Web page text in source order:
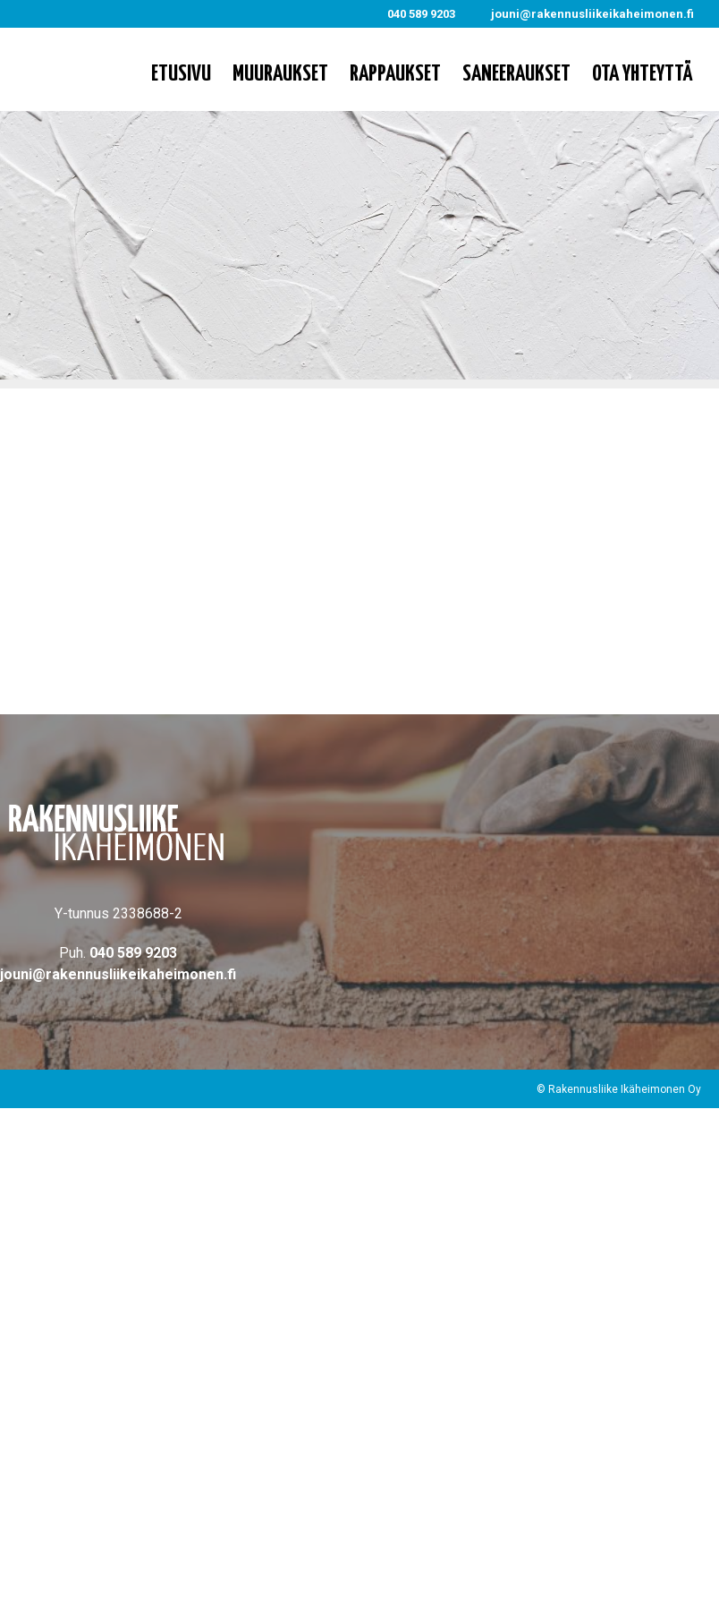
040 589 9203 jouni@rakennusliikeikaheimonen.fi
ETUSIVU MUURAUKSET RAPPAUKSET SANEERAUKSET OTA YHTEYTTÄ
Y-tunnus 2338688-2
Puh. 040 589 9203
jouni@rakennusliikeikaheimonen.fi
© Rakennusliike Ikäheimonen Oy